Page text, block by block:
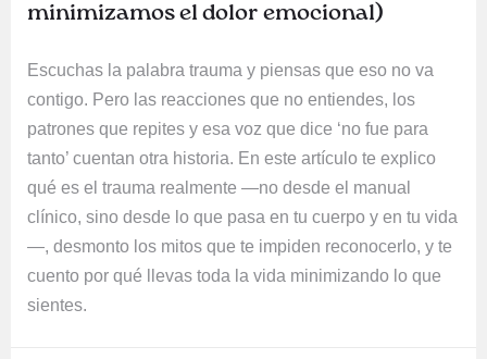
minimizamos el dolor emocional)
Escuchas la palabra trauma y piensas que eso no va
contigo. Pero las reacciones que no entiendes, los
patrones que repites y esa voz que dice ‘no fue para
tanto’ cuentan otra historia. En este artículo te explico
qué es el trauma realmente —no desde el manual
clínico, sino desde lo que pasa en tu cuerpo y en tu vida
—, desmonto los mitos que te impiden reconocerlo, y te
cuento por qué llevas toda la vida minimizando lo que
sientes.